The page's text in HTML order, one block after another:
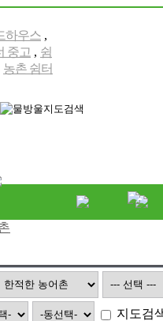
하우스 ,
중고 , 쉼
농촌 쉼터
지도검